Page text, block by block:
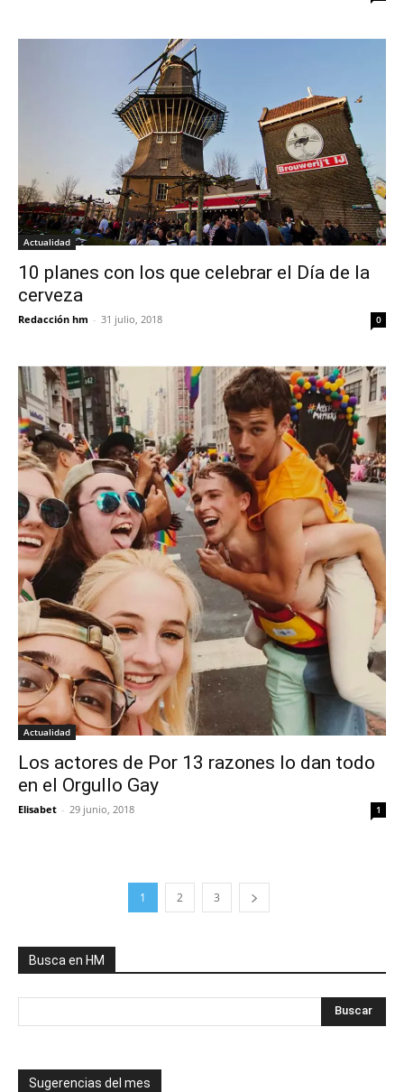
Actualidad
10 planes con los que celebrar el Día de la
cerveza
Redacción hm - 31 julio, 2018 0
Actualidad
Los actores de Por 13 razones lo dan todo
en el Orgullo Gay
Elisabet - 29 junio, 2018 1
1 2 3
Busca en HM
Sugerencias del mes